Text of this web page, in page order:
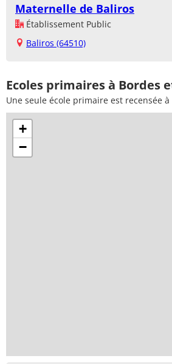
Maternelle de Baliros
Établissement Public
Baliros (64510)
Ecoles primaires à Bordes
Une seule école primaire est recensée à
+
−